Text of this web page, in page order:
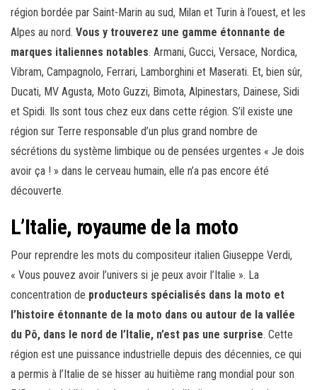
région bordée par Saint-Marin au sud, Milan et Turin à l’ouest, et les
Alpes au nord. Vous y trouverez une gamme étonnante de
marques italiennes notables. Armani, Gucci, Versace, Nordica,
Vibram, Campagnolo, Ferrari, Lamborghini et Maserati. Et, bien sûr,
Ducati, MV Agusta, Moto Guzzi, Bimota, Alpinestars, Dainese, Sidi
et Spidi. Ils sont tous chez eux dans cette région. S’il existe une
région sur Terre responsable d’un plus grand nombre de
sécrétions du système limbique ou de pensées urgentes « Je dois
avoir ça ! » dans le cerveau humain, elle n’a pas encore été
découverte.
L’Italie, royaume de la moto
Pour reprendre les mots du compositeur italien Giuseppe Verdi,
« Vous pouvez avoir l’univers si je peux avoir l’Italie ». La
concentration de producteurs spécialisés dans la moto et
l’histoire étonnante de la moto dans ou autour de la vallée
du Pô, dans le nord de l’Italie, n’est pas une surprise. Cette
région est une puissance industrielle depuis des décennies, ce qui
a permis à l’Italie de se hisser au huitième rang mondial pour son